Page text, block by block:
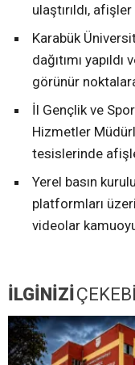
ulaştırıldı,
Karabük
dağıtımı
görünür
İl Gençlik ve
Hizmetler
tesislerinde
Yerel basın
platformları
videolar
İLGİNİZİ